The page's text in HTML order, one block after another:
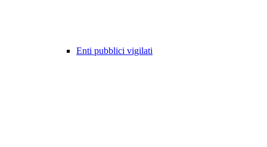
Enti pubblici vigilati